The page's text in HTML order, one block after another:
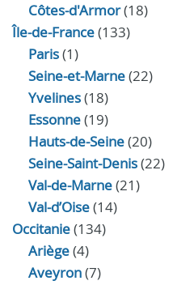
Côtes-d'Armor(18)
Île-de-France(133)
Paris(1)
Seine-et-Marne(22)
Yvelines(18)
Essonne(19)
Hauts-de-Seine(20)
Seine-Saint-Denis(22)
Val-de-Marne(21)
Val-d’Oise(14)
Occitanie(134)
Ariège(4)
Aveyron(7)